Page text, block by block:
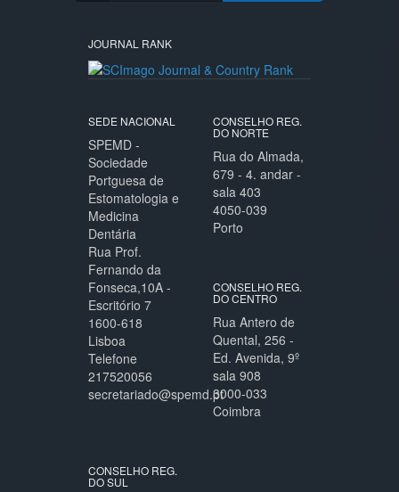
JOURNAL RANK
SEDE NACIONAL
SPEMD -
Sociedade
Portguesa de
Estomatologia e
Medicina
Dentária
Rua Prof.
Fernando da
Fonseca,10A -
Escritório 7
1600-618
Lisboa
Telefone
217520056
secretariado@spemd.pt
CONSELHO REG.
DO NORTE
Rua do Almada,
679 - 4. andar -
sala 403
4050-039
Porto
CONSELHO REG.
DO CENTRO
Rua Antero de
Quental, 256 -
Ed. Avenida, 9º
sala 908
3000-033
Coimbra
CONSELHO REG.
DO SUL